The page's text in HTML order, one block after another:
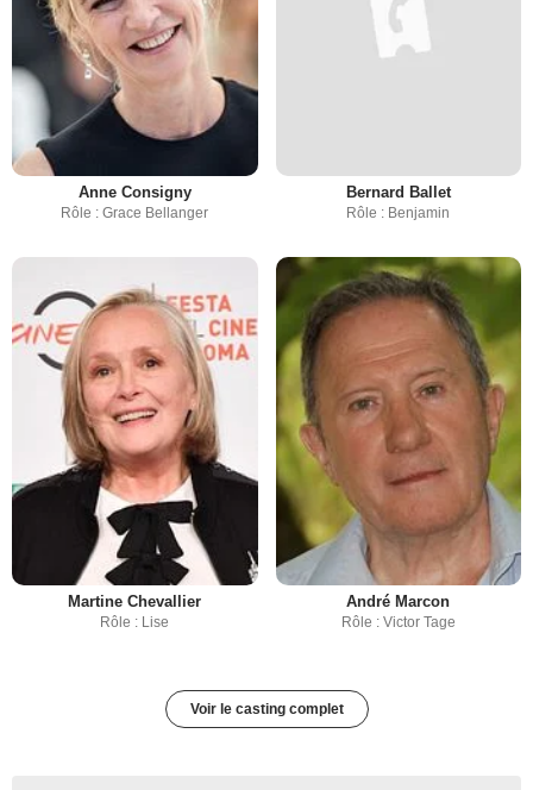
Anne Consigny
Rôle : Grace Bellanger
Bernard Ballet
Rôle : Benjamin
Martine Chevallier
Rôle : Lise
André Marcon
Rôle : Victor Tage
Voir le casting complet